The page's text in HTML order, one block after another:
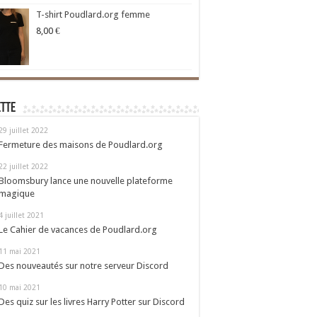
T-shirt Poudlard.org femme
8,00 €
juillet 2022
des maisons de Poudlard.org
juillet 2022
lance une nouvelle plateforme
juillet 2021
Cahier de vacances de Poudlard.org
mai 2021
nouveautés sur notre serveur Discord
mai 2021
quiz sur les livres Harry Potter sur Discord